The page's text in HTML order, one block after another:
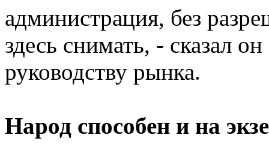
администрация, без
здесь снимать, - сказал
руководству рынка.
Народ способен и на